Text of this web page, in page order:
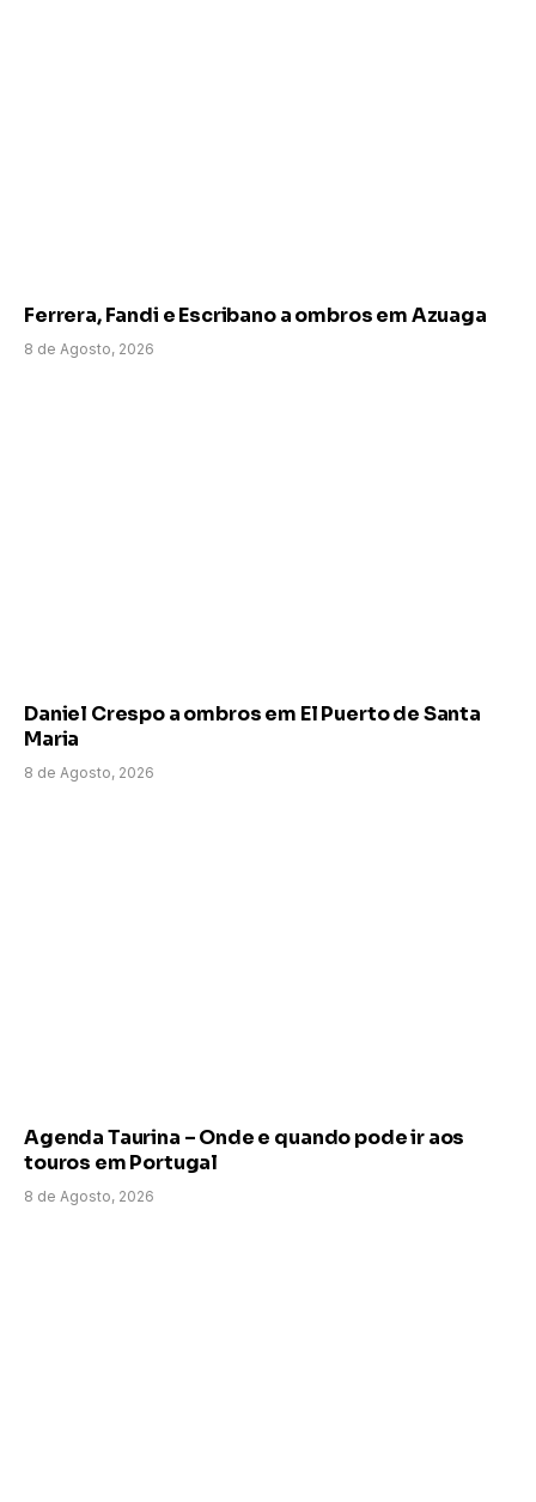
Ferrera, Fandi e Escribano a ombros em Azuaga
8 de Agosto, 2026
Daniel Crespo a ombros em El Puerto de Santa
Maria
8 de Agosto, 2026
Agenda Taurina – Onde e quando pode ir aos
touros em Portugal
8 de Agosto, 2026